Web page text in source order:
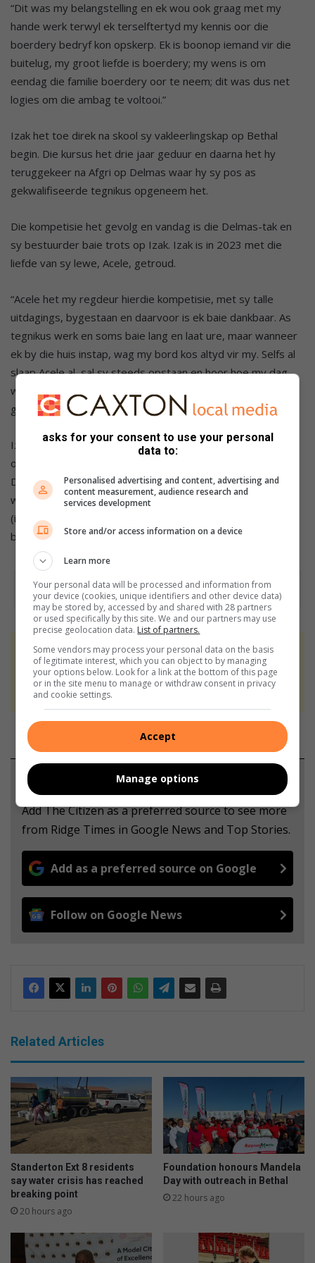
“Dit was my belangstelling en ek wou ook graag met my
hande werk terwyl ek terselftertyd my kennis oor die
boerdery bedryf kon opskerp. Ek is boonop iemand vir die
buitelug, my groot liefde is boerdery; my wens is om
eendag die familie boerdery oor te neem; dit was dus net
logies om die ambag te voltooi.”
Izak het toe direk na skool sy vakleerlingskap op Bethal
begin. Die kursus het drie jaar geduur en daarna het hy
teruggekeer na Afgri op Delmas waar hy sy pos as
gekwalifiseerde tegnikus opgeneem het.
Die kompetisie het gevolg en vandag is die Delmas-tak en
sy bestuurder baie trots op Izak. Izak is in 2023 met die
liefde van sy lewe, Acele, getroud.
“Acele het my regdeur hierdie kompetisie, met sy talle
uitdagings, bygestaan en daarvoor is ek baie dankbaar. As
tegnikus werk en soms baie lang en laat ure, maar wanneer
ek by die huis instap, wag my bord kos altyd vir my. Selfs al
slaap Acele al, sal sy steeds opstaan en hoor hoe my dag
was. Haar liefde en begrip het my deur hierdie kompetisie
gehelp.”
Izak bedank verder ook sy hele ondersteuningsbasis, sy
ouers, Frederick en Amanda de Lange, die Afgri-tak op
Delmas, takbestuurder, Riaan Muller en elke ander persoon
wat in hom geglo het – en dan natuurlik vir oupa Izak
(intussen oorlede) wat die liefde vir die grond en boerdery
by hom gekweek het.
At Caxton, every story is written by humans.
We use AI only to perform quality checks -
never to generate the news. Happy reading!
Support local journalism
Add The Citizen as a preferred source to see more
from Ridge Times in Google News and Top Stories.
Add as a preferred source on Google
Follow on Google News
Related Articles
Standerton Ext 8 residents
say water crisis has reached
breaking point
20 hours ago
Foundation honours Mandela
Day with outreach in Bethal
22 hours ago
asks for your consent to use your personal
data to:
Personalised advertising and content, advertising and
content measurement, audience research and
services development
Store and/or access information on a device
Learn more
Your personal data will be processed and information from
your device (cookies, unique identifiers and other device data)
may be stored by, accessed by and shared with 28 partners
or used specifically by this site. We and our partners may use
precise geolocation data. List of partners.
Some vendors may process your personal data on the basis
of legitimate interest, which you can object to by managing
your options below. Look for a link at the bottom of this page
or in the site menu to manage or withdraw consent in privacy
and cookie settings.
Accept
Manage options